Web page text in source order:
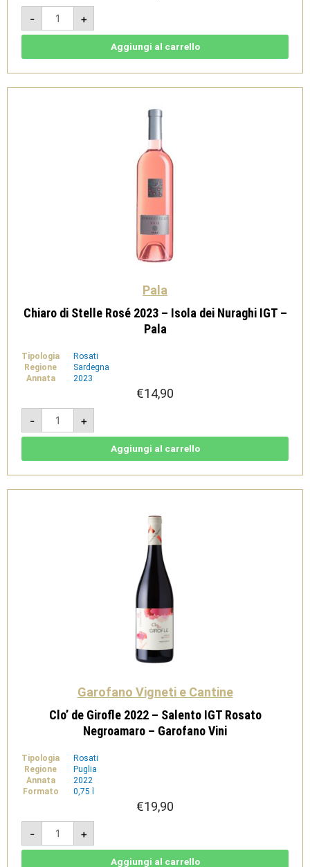
-
Bacio
IGT
Toscana
Marchesi
Lisci
+
Aggiungi al carrello
Pala
Chiaro di Stelle Rosé 2023 – Isola dei Nuraghi IGT –
Pala
Tipologia
Rosati
Regione
Sardegna
Annata
2023
€14,90
-
Chiaro
Stelle
Rosé
dei
IGT
+
Aggiungi al carrello
Garofano Vigneti e Cantine
Clo’ de Girofle 2022 – Salento IGT Rosato
Negroamaro – Garofano Vini
Tipologia
Rosati
Regione
Puglia
Annata
2022
Formato
0,75 l
€19,90
-
Clo'
Girofle
2022
+
Aggiungi al carrello